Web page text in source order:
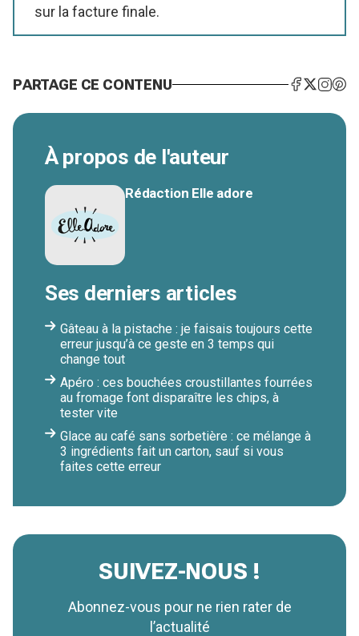
sur la facture finale.
PARTAGE CE CONTENU
À propos de l'auteur
Rédaction Elle adore
Ses derniers articles
Gâteau à la pistache : je faisais toujours cette
erreur jusqu’à ce geste en 3 temps qui
change tout
Apéro : ces bouchées croustillantes fourrées
au fromage font disparaître les chips, à
tester vite
Glace au café sans sorbetière : ce mélange à
3 ingrédients fait un carton, sauf si vous
faites cette erreur
SUIVEZ-NOUS !
Abonnez-vous pour ne rien rater de
l’actualité